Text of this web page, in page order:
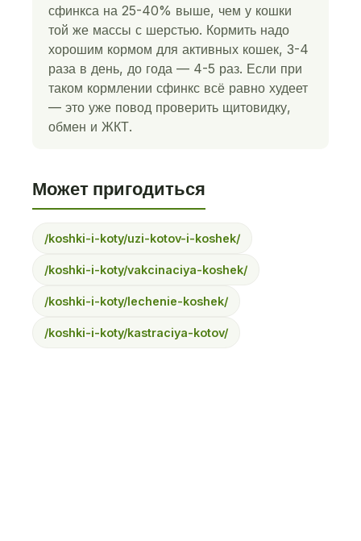
сфинкса на 25-40% выше, чем у кошки
той же массы с шерстью. Кормить надо
хорошим кормом для активных кошек, 3-4
раза в день, до года — 4-5 раз. Если при
таком кормлении сфинкс всё равно худеет
— это уже повод проверить щитовидку,
обмен и ЖКТ.
Может пригодиться
/koshki-i-koty/uzi-kotov-i-koshek/
/koshki-i-koty/vakcinaciya-koshek/
/koshki-i-koty/lechenie-koshek/
/koshki-i-koty/kastraciya-kotov/